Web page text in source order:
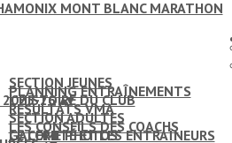
SECTION JEUNES
L'HISTOIRE DU CLUB
SECTION ADULTES
LE COMITÉ ET LES ENTRAÎNEURS
PLANNING ENTRAÎNEMENTS
RÉSULTATS VMA
LES CONSEILS DES COACHS
2025-26▴▾
GALERIE PHOTOS